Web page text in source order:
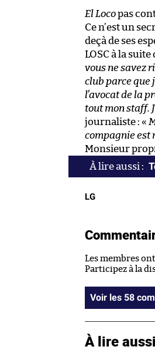
El Locopas
Ce n’est un
deçà de ses
LOSC à la
vous ne savez
club parce que
l’avocat de la
tout mon staff.
journaliste : «
compagnie est
Monsieur
LG
Les membres
Participez à la
Voir
À lire aussi